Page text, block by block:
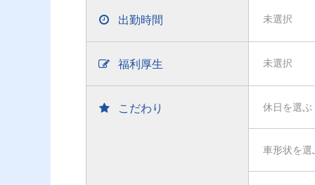
出勤時間 未選択
福利厚生 未選択
こだわり 休日を選ぶ
車形状を選